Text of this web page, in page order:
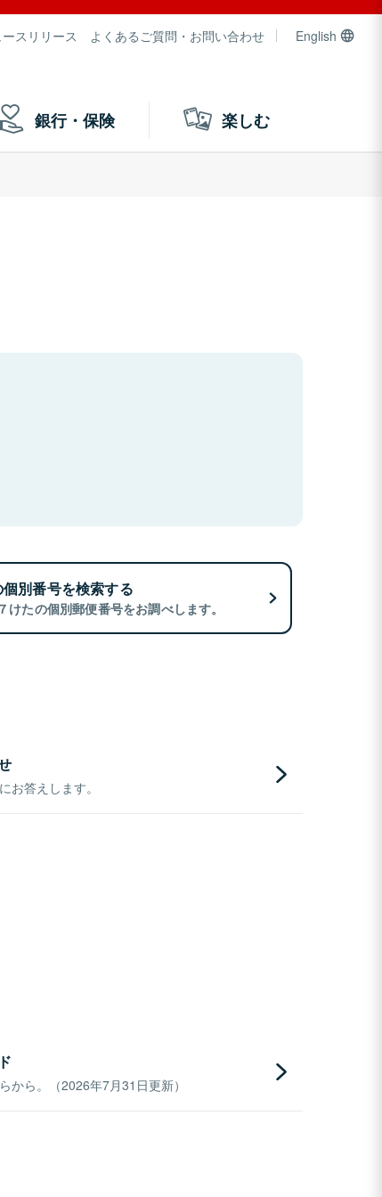
ースリリース よくあるご質問・お問い合わせ English
銀行・保険 楽しむ
別番号を検索する
けたの個別郵便番号をお調べします。
お答えします。
から。（2026年7月31日更新）